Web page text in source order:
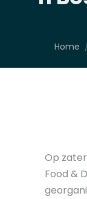
Je
Home
Op
Food &